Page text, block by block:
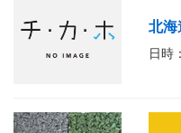
北海
日時